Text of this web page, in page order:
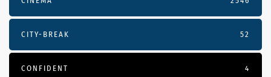
CITY-BREAK 52
CONFIDENT 4